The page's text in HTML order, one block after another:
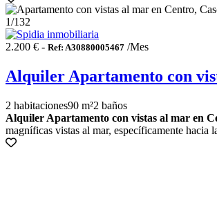
1/132
2.200 € - Ref: A30880005467 /Mes
Alquiler Apartamento con
2 habitaciones90 m²2 baños
Alquiler Apartamento con vistas al mar en
magníficas vistas al mar, específicamente